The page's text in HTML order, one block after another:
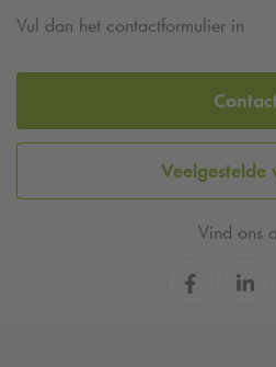
Vul dan het contactformulier in
Veelgestelde
Vind ons